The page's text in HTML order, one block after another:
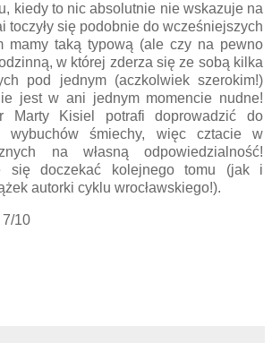
kiedy to nic absolutnie nie wskazuje na
toczyły się podobnie do wcześniejszych
mamy taką typową (ale czy na pewno
w której zderza się ze sobą kilka
pod jednym (aczkolwiek szerokim!)
jest w ani jednym momencie nudne!
Marty Kisiel potrafi doprowadzić do
wybuchów śmiechy, więc cztacie w
na własną odpowiedzialność!
się doczekać kolejnego tomu (jak i
autorki cyklu wrocławskiego!).
7/10